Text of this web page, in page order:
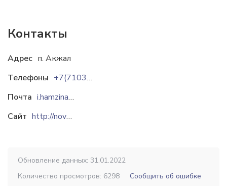
Контакты
Адрес п. Акжал
Телефоны
+7(71036) 3 30 90
Почта
i.hamzina@nzinc.kz
Сайт
http://novazinc.kz
Обновление данных: 31.01.2022
Количество просмотров: 6298
Сообщить об ошибке